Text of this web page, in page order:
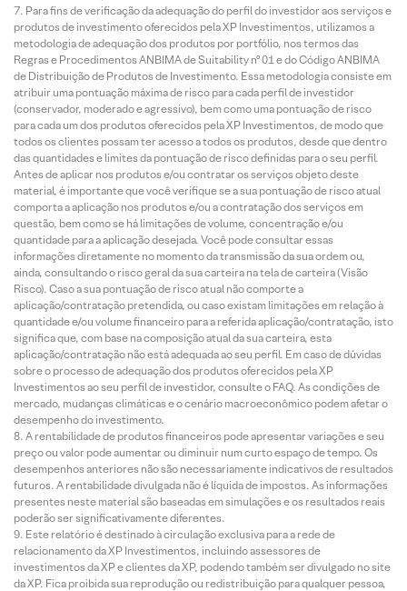
Para fins de verificação da adequação do perfil do investidor aos serviços e
produtos de investimento oferecidos pela XP Investimentos, utilizamos a
metodologia de adequação dos produtos por portfólio, nos termos das
Regras e Procedimentos ANBIMA de Suitability nº 01 e do Código ANBIMA
de Distribuição de Produtos de Investimento. Essa metodologia consiste em
atribuir uma pontuação máxima de risco para cada perfil de investidor
(conservador, moderado e agressivo), bem como uma pontuação de risco
para cada um dos produtos oferecidos pela XP Investimentos, de modo que
todos os clientes possam ter acesso a todos os produtos, desde que dentro
das quantidades e limites da pontuação de risco definidas para o seu perfil.
Antes de aplicar nos produtos e/ou contratar os serviços objeto deste
material, é importante que você verifique se a sua pontuação de risco atual
comporta a aplicação nos produtos e/ou a contratação dos serviços em
questão, bem como se há limitações de volume, concentração e/ou
quantidade para a aplicação desejada. Você pode consultar essas
informações diretamente no momento da transmissão da sua ordem ou,
ainda, consultando o risco geral da sua carteira na tela de carteira (Visão
Risco). Caso a sua pontuação de risco atual não comporte a
aplicação/contratação pretendida, ou caso existam limitações em relação à
quantidade e/ou volume financeiro para a referida aplicação/contratação, isto
significa que, com base na composição atual da sua carteira, esta
aplicação/contratação não está adequada ao seu perfil. Em caso de dúvidas
sobre o processo de adequação dos produtos oferecidos pela XP
Investimentos ao seu perfil de investidor, consulte o FAQ. As condições de
mercado, mudanças climáticas e o cenário macroeconômico podem afetar o
desempenho do investimento.
A rentabilidade de produtos financeiros pode apresentar variações e seu
preço ou valor pode aumentar ou diminuir num curto espaço de tempo. Os
desempenhos anteriores não são necessariamente indicativos de resultados
futuros. A rentabilidade divulgada não é líquida de impostos. As informações
presentes neste material são baseadas em simulações e os resultados reais
poderão ser significativamente diferentes.
Este relatório é destinado à circulação exclusiva para a rede de
relacionamento da XP Investimentos, incluindo assessores de
investimentos da XP e clientes da XP, podendo também ser divulgado no site
da XP. Fica proibida sua reprodução ou redistribuição para qualquer pessoa,